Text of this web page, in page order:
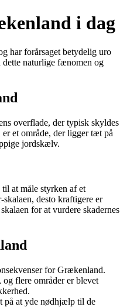
i dag
har forårsaget betydelig uro
naturlige fænomen og
overflade, der typisk skyldes
et område, der ligger tæt på
jordskælv.
at måle styrken af et
desto kraftigere er
for at vurdere skadernes
for Grækenland.
flere områder er blevet
på at yde nødhjælp til de